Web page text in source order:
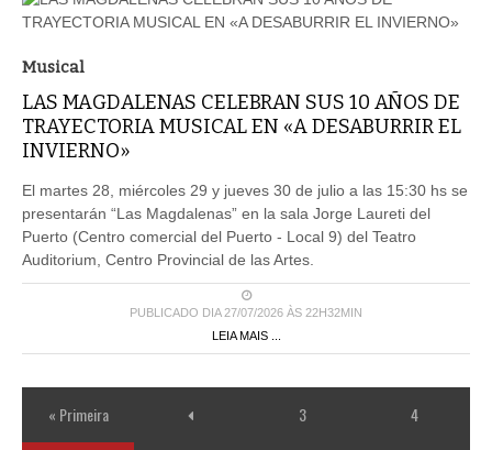
Musical
LAS MAGDALENAS CELEBRAN SUS 10 AÑOS DE
TRAYECTORIA MUSICAL EN «A DESABURRIR EL
INVIERNO»
El martes 28, miércoles 29 y jueves 30 de julio a las 15:30 hs se
presentarán “Las Magdalenas” en la sala Jorge Laureti del
Puerto (Centro comercial del Puerto - Local 9) del Teatro
Auditorium, Centro Provincial de las Artes.
PUBLICADO DIA 27/07/2026 ÀS 22H32MIN
LEIA MAIS ...
« Primeira 3 4